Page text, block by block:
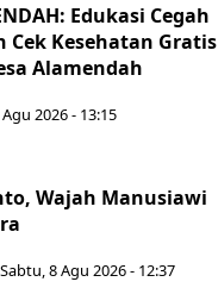
Edukasi Cegah
Cek Kesehatan Gratis
Alamendah
2026 - 13:15
Wajah Manusiawi
Sabtu, 8 Agu 2026 - 12:37